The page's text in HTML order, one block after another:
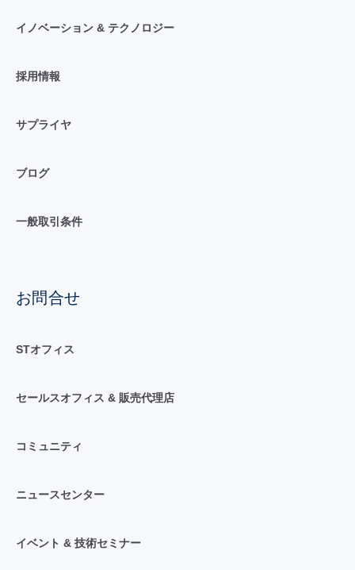
イノベーション & テクノロジー
採用情報
サプライヤ
ブログ
一般取引条件
お問合せ
STオフィス
セールスオフィス & 販売代理店
コミュニティ
ニュースセンター
イベント & 技術セミナー